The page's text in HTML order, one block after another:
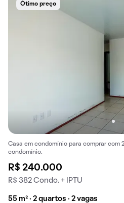
Ótimo preço
Casa em condomínio para comprar com
condomínio.
R$ 240.000
R$ 382 Condo. + IPTU
55 m² · 2 quartos · 2 vagas